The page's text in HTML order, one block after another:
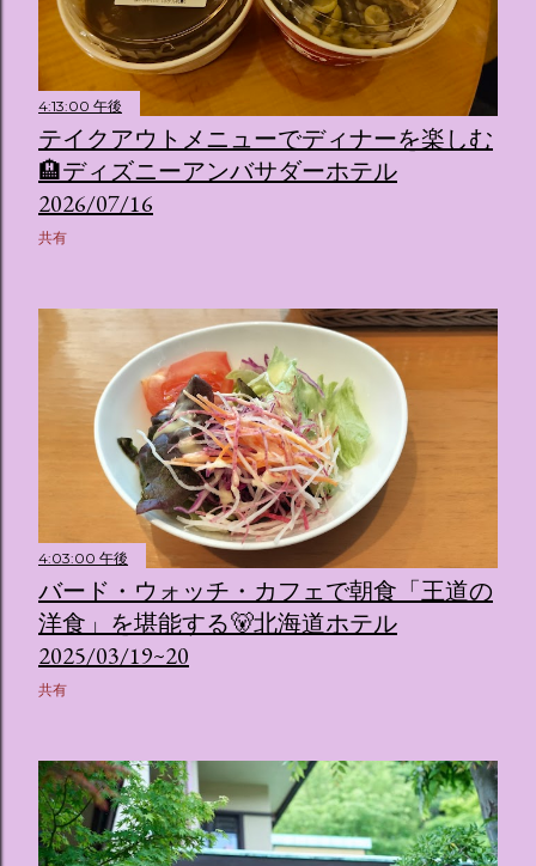
4:13:00 午後
テイクアウトメニューでディナーを楽しむ
🏨ディズニーアンバサダーホテル
2026/07/16
共有
4:03:00 午後
バード・ウォッチ・カフェで朝食「王道の
洋食」を堪能する🐻北海道ホテル
2025/03/19~20
共有